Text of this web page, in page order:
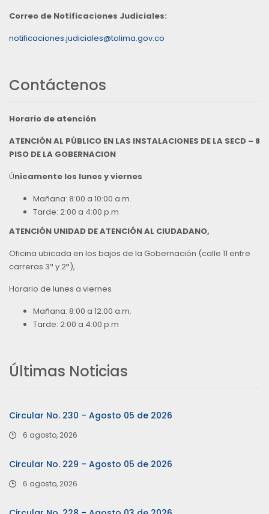
Correo de Notificaciones Judiciales:
notificaciones.judiciales@tolima.gov.co
Contáctenos
Horario de atención
ATENCIÓN AL PÚBLICO EN LAS INSTALACIONES DE LA SECD – 8
PISO DE LA GOBERNACION
Únicamente los lunes y viernes
Mañana: 8:00 a 10:00 a.m.
Tarde: 2:00 a 4:00 p.m
ATENCIÓN UNIDAD DE ATENCIÓN AL CIUDADANO,
Oficina ubicada en los bajos de la Gobernación (calle 11 entre
carreras 3ª y 2ª),
Horario de lunes a viernes
Mañana: 8:00 a 12:00 a.m.
Tarde: 2:00 a 4:00 p.m
Últimas Noticias
Circular No. 230 – Agosto 05 de 2026
6 agosto, 2026
Circular No. 229 – Agosto 05 de 2026
6 agosto, 2026